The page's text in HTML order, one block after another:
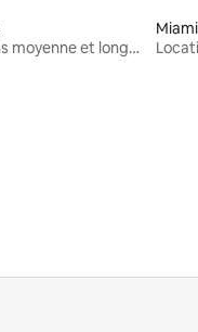
Locations moyenne et longue durée
Miami